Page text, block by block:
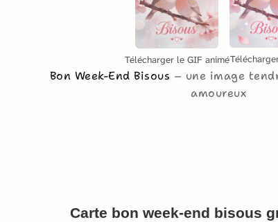
Télécharger le GIF animé
Bon Week-End Bisous
une image
amoureux
Carte bon week-end bisous